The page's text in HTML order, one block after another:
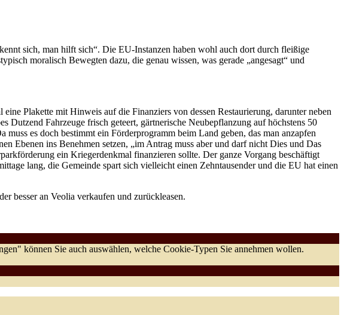
sich, man hilft sich“. Die EU-Instanzen haben wohl auch dort durch fleißige
moralisch Bewegten dazu, die genau wissen, was gerade „angesagt“ und
Plakette mit Hinweis auf die Finanziers von dessen Restaurierung, darunter neben
Fahrzeuge frisch geteert, gärtnerische Neubepflanzung auf höchstens 50
es doch bestimmt ein Förderprogramm beim Land geben, das man anzapfen
Ebenen ins Benehmen setzen, „im Antrag muss aber und darf nicht Dies und Das
ein Kriegerdenkmal finanzieren sollte. Der ganze Vorgang beschäftigt
lang, die Gemeinde spart sich vielleicht einen Zehntausender und die EU hat einen
besser an Veolia verkaufen und zurückleasen.
können Sie auch auswählen, welche Cookie-Typen Sie annehmen wollen.